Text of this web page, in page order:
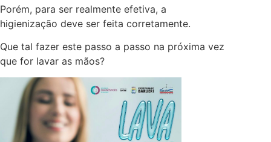
Porém, para ser realmente efetiva, a
higienização deve ser feita corretamente.
Que tal fazer este passo a passo na próxima vez
que for lavar as mãos?